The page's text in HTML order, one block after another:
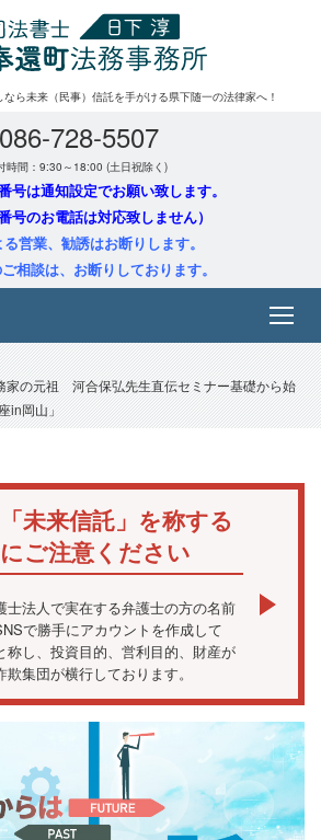
ら未来（民事）信託を手がける県下随一の法律家へ！
086-728-5507
時間：9:30～18:00 (土日祝除く)
号は通知設定でお願い致します。
号のお電話は対応致しません）
営業、勧誘はお断りします。
相談は、お断りしております。
家の元祖 河合保弘先生直伝セミナー基礎から始
in岡山」
「未来信託」を称する
ご注意ください
士法人で実在する弁護士の方の名前
で勝手にアカウントを作成して
称し、投資目的、営利目的、財産が
集団が横行しております。